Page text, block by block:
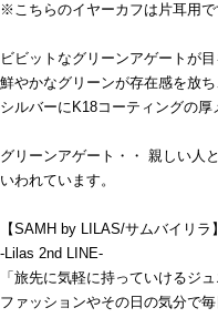
※こちらのイヤーカフは片耳用で
ビビットなグリーンアゲート
鮮やかなグリーンが存在感を放
シルバーにK18コーティングの厚
グリーンアゲート・・ 親しい人
いわれています。
【SAMH by LILAS/サムバイリ
-Lilas 2nd LINE-
「旅先に気軽に持っていけるジ
ファッションやその日の気分で